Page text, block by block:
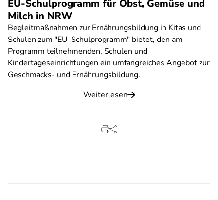
EU-Schulprogramm für Obst, Gemüse und
Milch in NRW
Begleitmaßnahmen zur Ernährungsbildung in Kitas und
Schulen zum "EU-Schulprogramm" bietet, den am
Programm teilnehmenden, Schulen und
Kindertageseinrichtungen ein umfangreiches Angebot zur
Geschmacks- und Ernährungsbildung.
Weiterlesen